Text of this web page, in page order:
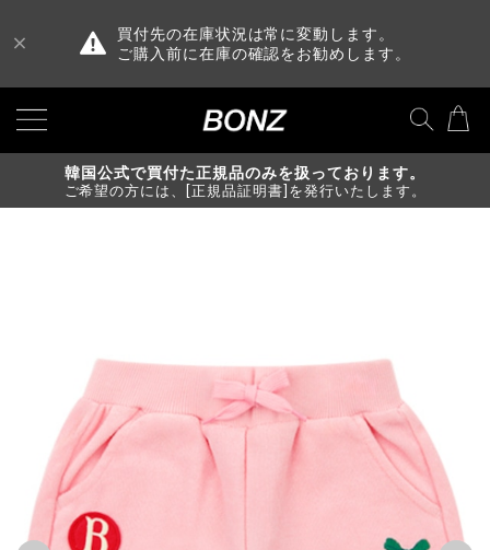
買付先の在庫状況は常に変動します。
ご購入前に在庫の確認をお勧めします。
韓国公式で買付た正規品のみを扱っております。
ご希望の方には、[正規品証明書]を発行いたします。